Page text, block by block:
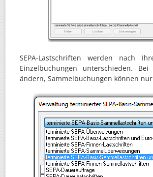
SEPA-Lastschriften werden nach
Einzelbuchungen unterschieden.
ändern, Sammelbuchungen können